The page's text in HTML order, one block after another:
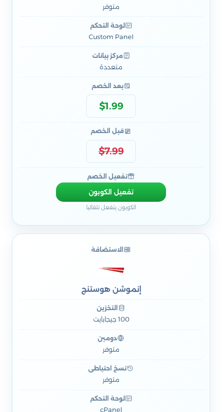
متوفر
لوحة التحكم
Custom Panel
مركز بيانات
متعددة
بعد الخصم
$1.99
قبل الخصم
$7.99
تفعيل الخصم
تفعيل الكوبون
الكوبون يتفعل تلقائيا
الاستضافة
إنموشن هوستنج
التخزين
100 جيجابايت
دومين
متوفر
نسخ احتياطي
متوفر
لوحة التحكم
cPanel